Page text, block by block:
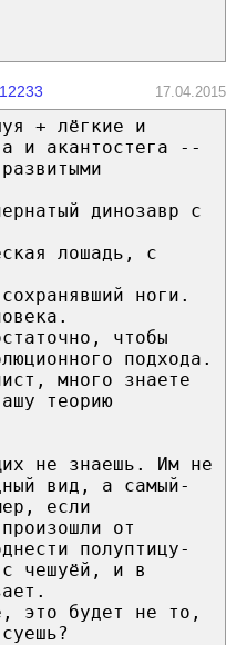
17.04.2015
+ лёгкие и
и акантостега --
динозавр с
лошадь, с
ноги.
чтобы
подхода.
много знаете
теорию
не знаешь. Им не
вид, а самый-
если
от
полуптицу-
с чешуёй, и в
это будет не то,